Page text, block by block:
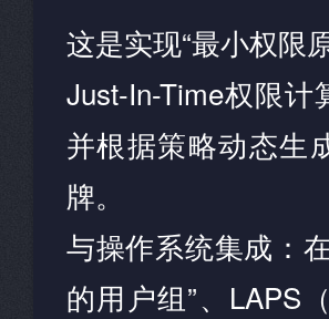
这是实现“最小权限
Just-In-Time权限
并根据策略动态生
牌。
与操作系统集成：
的用户组”、LAPS